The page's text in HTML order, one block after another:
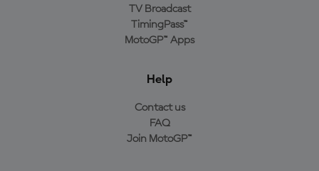
TV Broadcast
TimingPass™
MotoGP™ Apps
Help
Contact us
FAQ
Join MotoGP™